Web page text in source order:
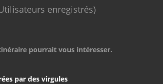
enregistrés)
pourrait vous intéresser.
par des virgules